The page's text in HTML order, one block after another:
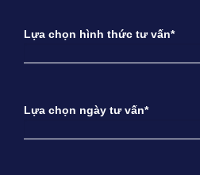
Lựa chọn hình thức tư vấn*
Lựa chọn ngày tư vấn*